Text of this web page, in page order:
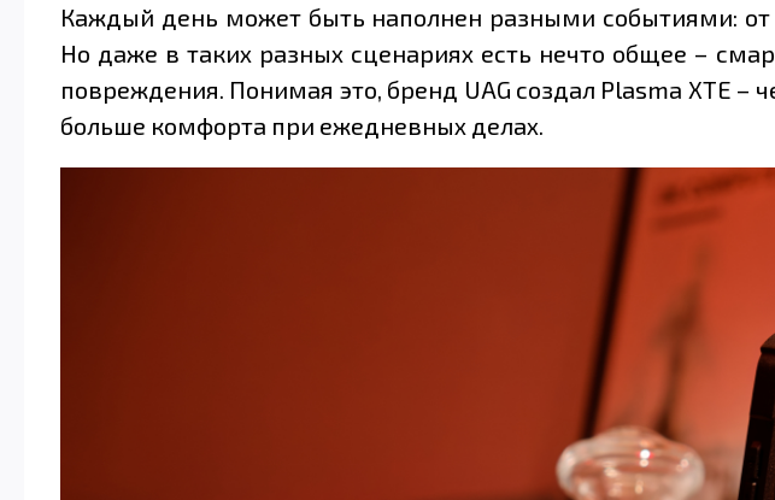
Каждый день может быть наполнен разными событиями:
Но даже в таких разных сценариях есть нечто общее –
повреждения. Понимая это, бренд UAG создал Plasma XTE
больше комфорта при ежедневных делах.